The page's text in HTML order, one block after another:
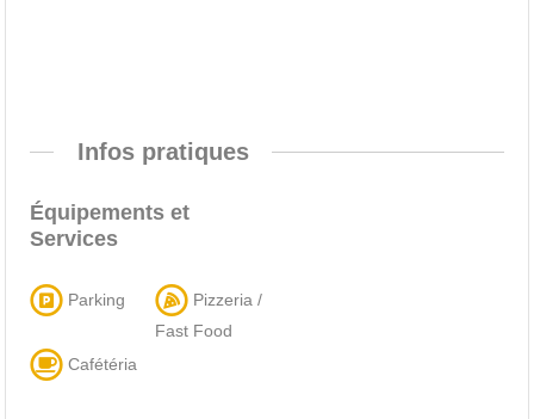
Infos pratiques
Équipements et
Services
Parking
Pizzeria /
Fast Food
Cafétéria